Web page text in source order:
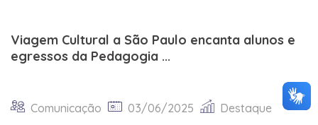
Viagem Cultural a São Paulo encanta alunos e
egressos da Pedagogia ...
Comunicação 03/06/2025 Destaque